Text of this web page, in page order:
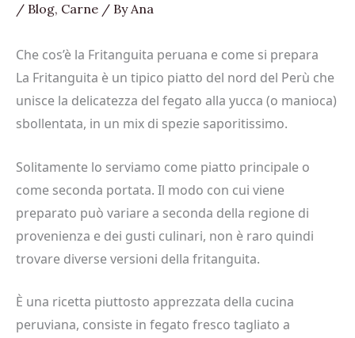
/ Blog, Carne / ByAna
Che cos’è la Fritanguita peruana e come si prepara
La Fritanguita è un tipico piatto del nord del Perù che
unisce la delicatezza del fegato alla yucca (o manioca)
sbollentata, in un mix di spezie saporitissimo.
Solitamente lo serviamo come piatto principale o
come seconda portata. Il modo con cui viene
preparato può variare a seconda della regione di
provenienza e dei gusti culinari, non è raro quindi
trovare diverse versioni della fritanguita.
È una ricetta piuttosto apprezzata della cucina
peruviana, consiste in fegato fresco tagliato a